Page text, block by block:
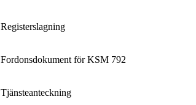
Registerslagning
Fordonsdokument för KSM 792
Tjänsteanteckning